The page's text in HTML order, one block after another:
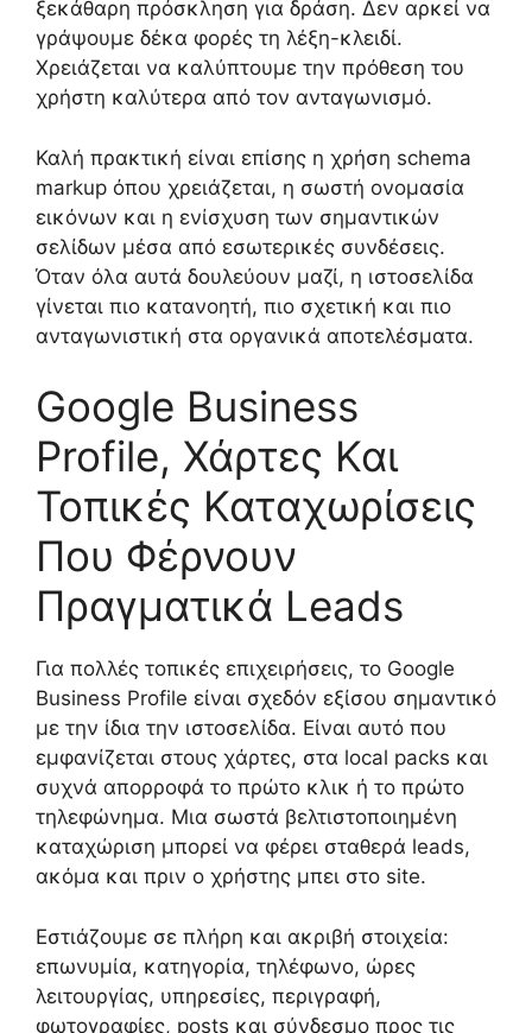
ξεκάθαρη πρόσκληση για δράση. Δεν αρκεί να
γράψουμε δέκα φορές τη λέξη-κλειδί.
Χρειάζεται να καλύπτουμε την πρόθεση του
χρήστη καλύτερα από τον ανταγωνισμό.
Καλή πρακτική είναι επίσης η χρήση schema
markup όπου χρειάζεται, η σωστή ονομασία
εικόνων και η ενίσχυση των σημαντικών
σελίδων μέσα από εσωτερικές συνδέσεις.
Όταν όλα αυτά δουλεύουν μαζί, η ιστοσελίδα
γίνεται πιο κατανοητή, πιο σχετική και πιο
ανταγωνιστική στα οργανικά αποτελέσματα.
Google Business
Profile, Χάρτες Και
Τοπικές Καταχωρίσεις
Που Φέρνουν
Πραγματικά Leads
Για πολλές τοπικές επιχειρήσεις, το Google
Business Profile είναι σχεδόν εξίσου σημαντικό
με την ίδια την ιστοσελίδα. Είναι αυτό που
εμφανίζεται στους χάρτες, στα local packs και
συχνά απορροφά το πρώτο κλικ ή το πρώτο
τηλεφώνημα. Μια σωστά βελτιστοποιημένη
καταχώριση μπορεί να φέρει σταθερά leads,
ακόμα και πριν ο χρήστης μπει στο site.
Εστιάζουμε σε πλήρη και ακριβή στοιχεία:
επωνυμία, κατηγορία, τηλέφωνο, ώρες
λειτουργίας, υπηρεσίες, περιγραφή,
φωτογραφίες, posts και σύνδεσμο προς τις